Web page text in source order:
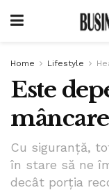
Home Lifestyle
Este
Cu siguranță,
în stare să ne
decât porția